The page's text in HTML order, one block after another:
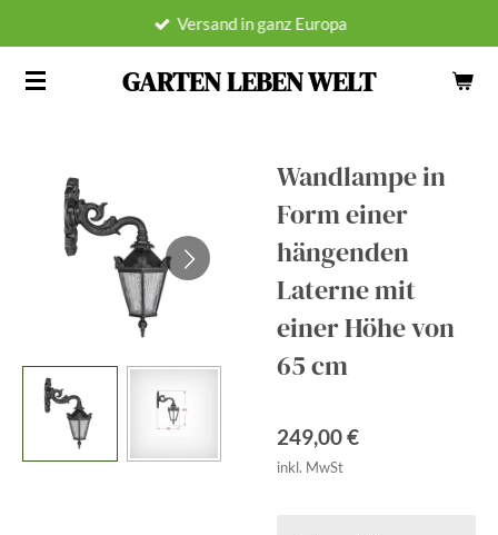
springen
GARTEN LEBEN WELT
Versand in ganz Europa
Wandlampe in
Form einer
hängenden
Laterne mit
einer Höhe von
65 cm
249,00 €
inkl. MwSt